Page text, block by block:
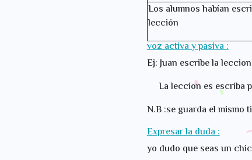
Los alumnos habían
lección
voz activa y pasiva :
Ej: Juan escribe la
La leccion es escriba
N.B :se guarda el mismo
Expresar la duda :
yo dudo que seas un